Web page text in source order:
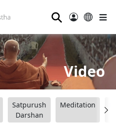
⚲
Video
Satpurush
Darshan
Meditation